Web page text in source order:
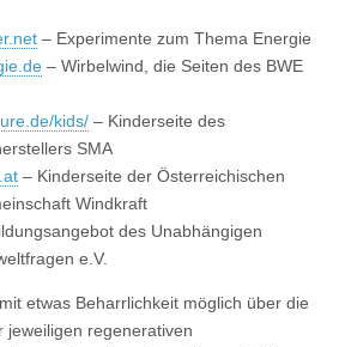
– Experimente zum Thema Energie
– Wirbelwind, die Seiten des BWE
kids/ – Kinderseite des
SMA
– Kinderseite der Österreichischen
Windkraft
des Unabhängigen
e.V.
etwas Beharrlichkeit möglich über die
jeweiligen regenerativen